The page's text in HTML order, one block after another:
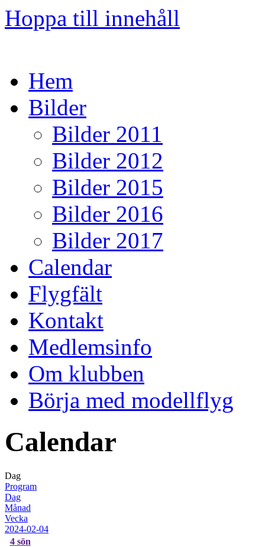
Hoppa till innehåll
Hem
Bilder
Bilder 2011
Bilder 2012
Bilder 2015
Bilder 2016
Bilder 2017
Calendar
Flygfält
Kontakt
Medlemsinfo
Om klubben
Börja med modellflyg
Calendar
Dag
Program
Dag
Månad
Vecka
2024-02-04
4 sön